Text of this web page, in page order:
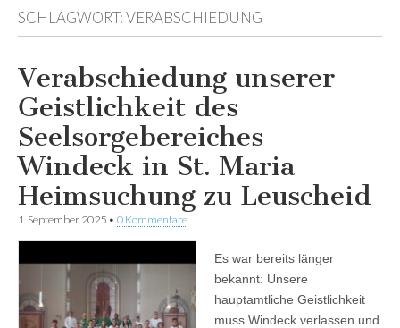
SCHLAGWORT:VERABSCHIEDUNG
Verabschiedung unserer
Geistlichkeit des
Seelsorgebereiches
Windeck in St. Maria
Heimsuchung zu Leuscheid
1. September 2025 • 0 Kommentare
Es war bereits länger
bekannt: Unsere
hauptamtliche Geistlichkeit
muss Windeck verlassen und